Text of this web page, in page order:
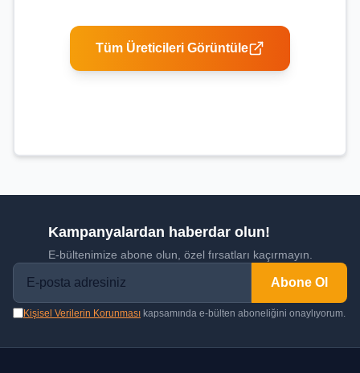
Tüm Üreticileri Görüntüle
Kampanyalardan haberdar olun!
E-bültenimize abone olun, özel fırsatları kaçırmayın.
Abone Ol
Kişisel Verilerin Korunması kapsamında e-bülten aboneliğini onaylıyorum.